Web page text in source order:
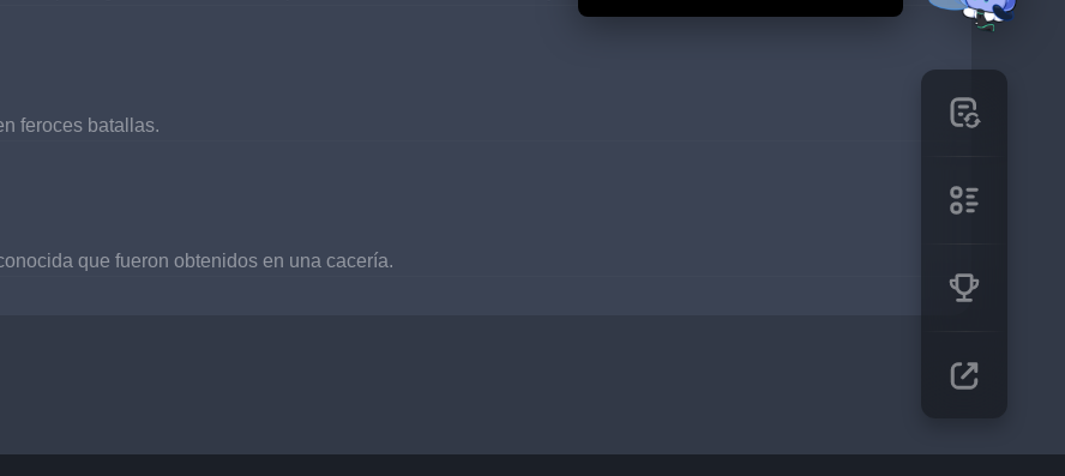
feroces batallas.
que fueron obtenidos en una cacería.